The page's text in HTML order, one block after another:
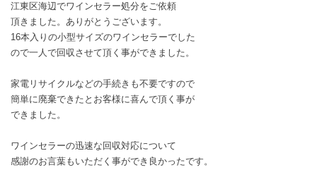
江東区海辺でワインセラー処分をご依頼
頂きました。ありがとうございます。
16本入りの小型サイズのワインセラーでした
ので一人で回収させて頂く事ができました。
家電リサイクルなどの手続きも不要ですので
簡単に廃棄できたとお客様に喜んで頂く事が
できました。
ワインセラーの迅速な回収対応について
感謝のお言葉もいただく事ができ良かったです。